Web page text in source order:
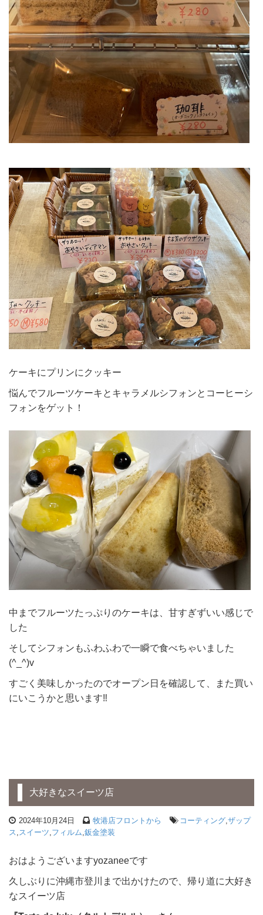
ケーキにプリンにクッキー
悩んでフルーツケーキとキャラメルシフォンとコーヒーシ
フォンをゲット！
中までフルーツたっぷりのケーキは、甘すぎずいい感じで
した
そしてシフォンもふわふわで一瞬で食べちゃいました
(^_^)v
すごく美味しかったのでオープン日を確認して、また買い
にいこうかと思います‼
大好きなスイーツ店
2024年10月24日 牧港店フロントから コーティング,ザップ
ス,スイーツ,フィルム,鈑金塗装
おはようございますyozaneeです
久しぶりに沖縄市登川まで出かけたので、帰り道に大好き
なスイーツ店